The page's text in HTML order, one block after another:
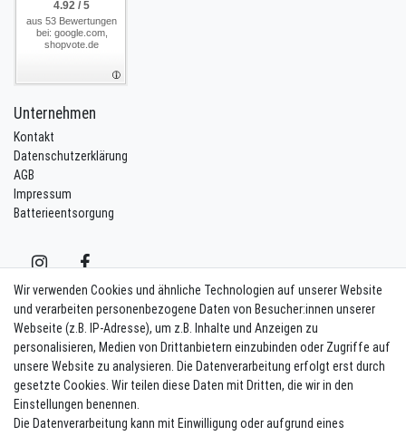
4.92 / 5
aus 53 Bewertungen
bei: google.com,
shopvote.de
Unternehmen
Kontakt
Datenschutzerklärung
AGB
Impressum
Batterieentsorgung
Vertrag widerrufen Kontakt
Newsletter eintragen
Melde Dich an um alle Vorteile zu genießen. Plus 10 EUR Gutschein für
die Newsletteranmeldung, einlösbar ab 75 EUR Warenwert!
Wir verwenden Cookies und ähnliche Technologien auf unserer Website
und verarbeiten personenbezogene Daten von Besucher:innen unserer
Webseite (z.B. IP-Adresse), um z.B. Inhalte und Anzeigen zu
personalisieren, Medien von Drittanbietern einzubinden oder Zugriffe auf
unsere Website zu analysieren. Die Datenverarbeitung erfolgt erst durch
gesetzte Cookies. Wir teilen diese Daten mit Dritten, die wir in den
Einstellungen benennen.
Die Datenverarbeitung kann mit Einwilligung oder aufgrund eines